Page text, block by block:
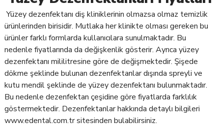
Yüzey dezenfektanı diş kliniklerinin olmazsa olmaz temizlik
ürünlerinden birisidir. Mutlaka her klinikte olması gereken bu
ürünler farklı formlarda kullanıcılara sunulmaktadır. Bu
nedenle fiyatlarında da değişkenlik gösterir. Ayrıca yüzey
dezenfektanı mililitresine göre de değişmektedir. Şişede
dökme şeklinde bulunan dezenfektanlar dışında spreyli ve
kutu mendil şeklinde de yüzey dezenfektanı bulunmaktadır.
Bu nedenle dezenfektan çeşidine göre fiyatlarda farklılık
göstermektedir. Dezenfektanlar hakkında detaylı bilgileri
www.edental.com.tr sitesinden bulabilirsiniz.